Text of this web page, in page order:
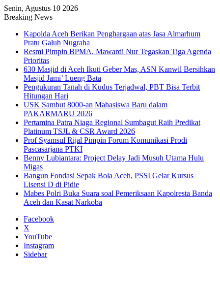
Senin, Agustus 10 2026
Breaking News
Kapolda Aceh Berikan Penghargaan atas Jasa Almarhum
Pratu Galuh Nugraha
Resmi Pimpin BPMA, Mawardi Nur Tegaskan Tiga Agenda
Prioritas
630 Masjid di Aceh Ikuti Geber Mas, ASN Kanwil Bersihkan
Masjid Jami’ Lueng Bata
Pengukuran Tanah di Kudus Terjadwal, PBT Bisa Terbit
Hitungan Hari
USK Sambut 8000-an Mahasiswa Baru dalam
PAKARMARU 2026
Pertamina Patra Niaga Regional Sumbagut Raih Predikat
Platinum TSJL & CSR Award 2026
Prof Syamsul Rijal Pimpin Forum Komunikasi Prodi
Pascasarjana PTKI
Benny Lubiantara: Project Delay Jadi Musuh Utama Hulu
Migas
Bangun Fondasi Sepak Bola Aceh, PSSI Gelar Kursus
Lisensi D di Pidie
Mabes Polri Buka Suara soal Pemeriksaan Kapolresta Banda
Aceh dan Kasat Narkoba
Facebook
X
YouTube
Instagram
Sidebar